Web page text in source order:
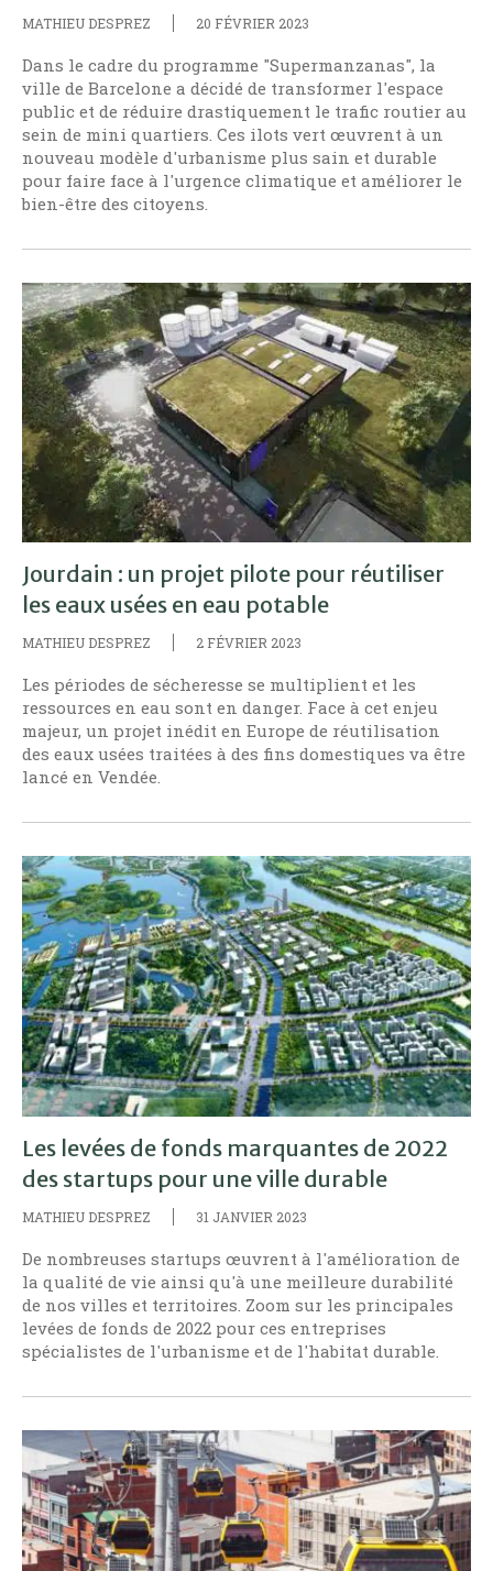
MATHIEU DESPREZ 20 FÉVRIER 2023
Dans le cadre du programme "Supermanzanas", la
ville de Barcelone a décidé de transformer l'espace
public et de réduire drastiquement le trafic routier au
sein de mini quartiers. Ces ilots vert œuvrent à un
nouveau modèle d'urbanisme plus sain et durable
pour faire face à l'urgence climatique et améliorer le
bien-être des citoyens.
Jourdain : un projet pilote pour réutiliser
les eaux usées en eau potable
MATHIEU DESPREZ 2 FÉVRIER 2023
Les périodes de sécheresse se multiplient et les
ressources en eau sont en danger. Face à cet enjeu
majeur, un projet inédit en Europe de réutilisation
des eaux usées traitées à des fins domestiques va être
lancé en Vendée.
Les levées de fonds marquantes de 2022
des startups pour une ville durable
MATHIEU DESPREZ 31 JANVIER 2023
De nombreuses startups œuvrent à l'amélioration de
la qualité de vie ainsi qu'à une meilleure durabilité
de nos villes et territoires. Zoom sur les principales
levées de fonds de 2022 pour ces entreprises
spécialistes de l'urbanisme et de l'habitat durable.